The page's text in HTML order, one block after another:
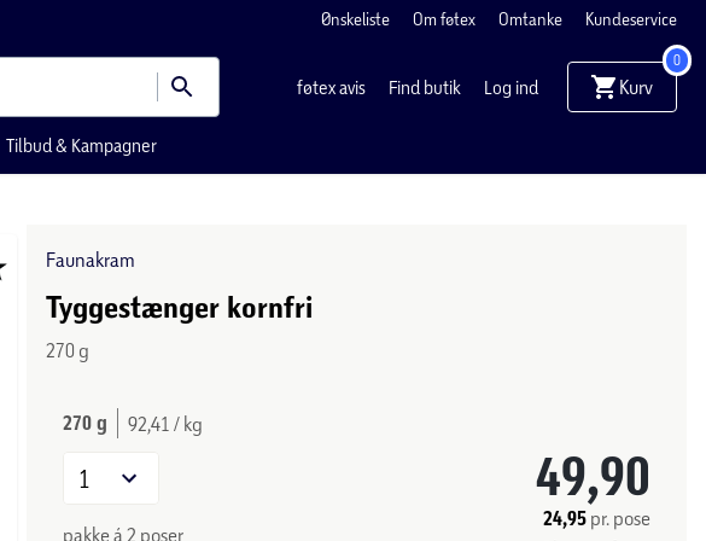
Ønskeliste Om føtex Omtanke Kundeservice
føtex avis Find butik Log ind Kurv
0
Tilbud & Kampagner
Faunakram
Tyggestænger kornfri
270 g
270 g 92,41 / kg
49,90
24,95pr. pose
1
pakke á 2 poser